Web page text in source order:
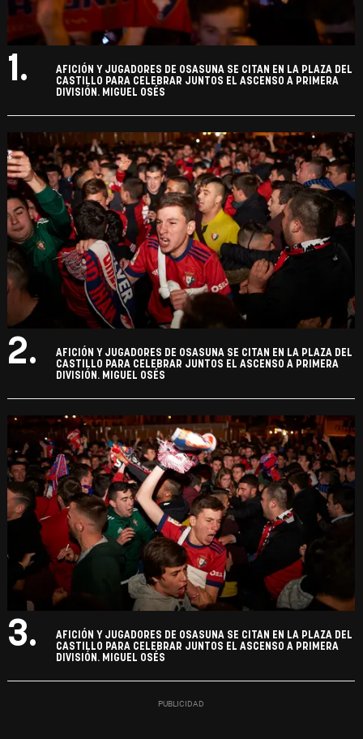
1.
AFICIÓN Y JUGADORES DE OSASUNA SE CITAN EN LA PLAZA DEL
CASTILLO PARA CELEBRAR JUNTOS EL ASCENSO A PRIMERA
DIVISIÓN. MIGUEL OSÉS
2.
AFICIÓN Y JUGADORES DE OSASUNA SE CITAN EN LA PLAZA DEL
CASTILLO PARA CELEBRAR JUNTOS EL ASCENSO A PRIMERA
DIVISIÓN. MIGUEL OSÉS
3.
AFICIÓN Y JUGADORES DE OSASUNA SE CITAN EN LA PLAZA DEL
CASTILLO PARA CELEBRAR JUNTOS EL ASCENSO A PRIMERA
DIVISIÓN. MIGUEL OSÉS